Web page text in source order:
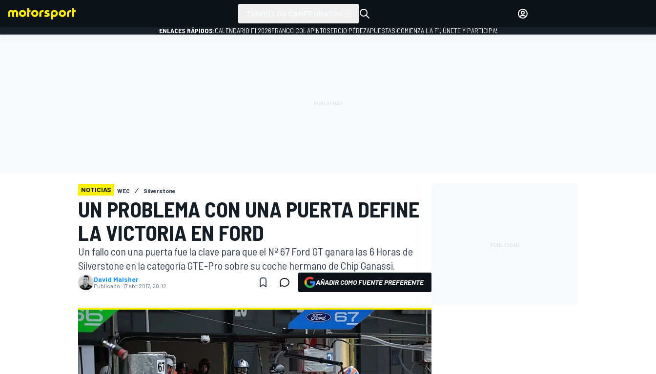
INDYCAR
INICIAR SESIÓN
ENLACES RÁPIDOS:CALENDARIO F1 2026FRANCO COLAPINTOSERGIO PÉREZAPUESTAS¡COMIENZA LA F1, ÚNETE Y PARTICIPA!
NOTICIAS WEC Silverstone
UN PROBLEMA CON UNA PUERTA DEFINE
LA VICTORIA EN FORD
Un fallo con una puerta fue la clave para que el Nº 67 Ford GT ganara las 6 Horas de
Silverstone en la categoría GTE-Pro sobre su coche hermano de Chip Ganassi.
David Malsher
Publicado: 17 abr 2017, 20:12 AÑADIR COMO FUENTE PREFERENTE